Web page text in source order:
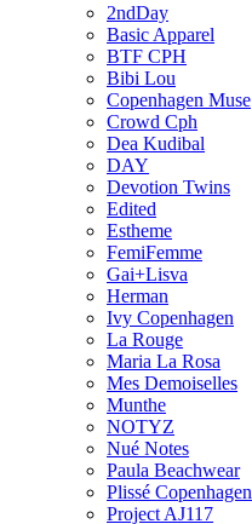
2ndDay
Basic Apparel
BTF CPH
Bibi Lou
Copenhagen Muse
Crowd Cph
Dea Kudibal
DAY
Devotion Twins
Edited
Estheme
FemiFemme
Gai+Lisva
Herman
Ivy Copenhagen
La Rouge
Maria La Rosa
Mes Demoiselles
Munthe
NOTYZ
Nué Notes
Paula Beachwear
Plissé Copenhagen
Project AJ117